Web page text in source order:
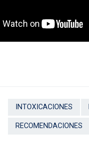
INTOXICACIONES
RECOMENDACIONES